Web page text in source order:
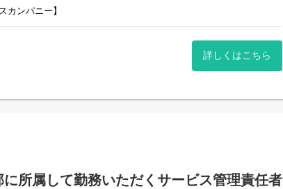
ンの事業所を全国に展開をさせて頂いております。
型で内職などの作業を中心にA型や一般就労を目指す、または
ンを取る
ンパニー】
詳しくはこちら
所属して勤務いただくサービス管理責任者